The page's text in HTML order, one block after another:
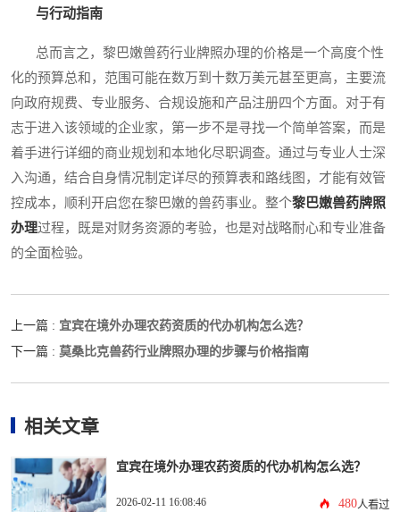
与行动指南
总而言之，黎巴嫩兽药行业牌照办理的价格是一个高度个性
化的预算总和，范围可能在数万到十数万美元甚至更高，主要流
向政府规费、专业服务、合规设施和产品注册四个方面。对于有
志于进入该领域的企业家，第一步不是寻找一个简单答案，而是
着手进行详细的商业规划和本地化尽职调查。通过与专业人士深
入沟通，结合自身情况制定详尽的预算表和路线图，才能有效管
控成本，顺利开启您在黎巴嫩的兽药事业。整个黎巴嫩兽药牌照
办理过程，既是对财务资源的考验，也是对战略耐心和专业准备
的全面检验。
上一篇 : 宜宾在境外办理农药资质的代办机构怎么选？
下一篇 : 莫桑比克兽药行业牌照办理的步骤与价格指南
相关文章
宜宾在境外办理农药资质的代办机构怎么选？
2026-02-11 16:08:46 480人看过